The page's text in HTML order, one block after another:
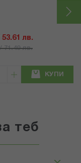
53.61 лв.
71.49 лв.
КУПИ
теб